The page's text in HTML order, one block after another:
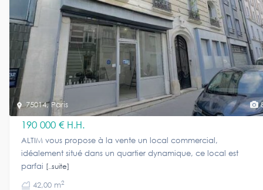
75014,Paris
190 000 € H.H.
ALTIM vous propose à la vente un local commercial,
idéalement situé dans un quartier dynamique, ce local est
parfai [..suite]
42,00 m2